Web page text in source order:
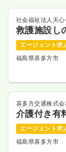
社会福祉法人天心
救護施設し
エージェント求
福島県喜多方市
喜多方交通株式会
介護付き有
エージェント求
福島県喜多方市